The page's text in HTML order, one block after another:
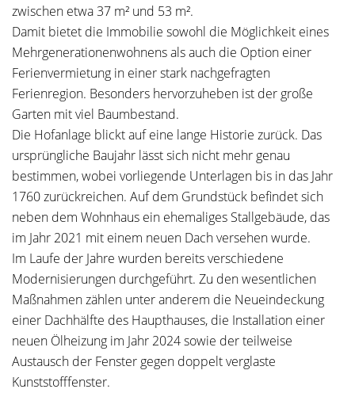
zwischen etwa 37 m² und 53 m².
Damit bietet die Immobilie sowohl die Möglichkeit eines
Mehrgenerationenwohnens als auch die Option einer
Ferienvermietung in einer stark nachgefragten
Ferienregion. Besonders hervorzuheben ist der große
Garten mit viel Baumbestand.
Die Hofanlage blickt auf eine lange Historie zurück. Das
ursprüngliche Baujahr lässt sich nicht mehr genau
bestimmen, wobei vorliegende Unterlagen bis in das Jahr
1760 zurückreichen. Auf dem Grundstück befindet sich
neben dem Wohnhaus ein ehemaliges Stallgebäude, das
im Jahr 2021 mit einem neuen Dach versehen wurde.
Im Laufe der Jahre wurden bereits verschiedene
Modernisierungen durchgeführt. Zu den wesentlichen
Maßnahmen zählen unter anderem die Neueindeckung
einer Dachhälfte des Haupthauses, die Installation einer
neuen Ölheizung im Jahr 2024 sowie der teilweise
Austausch der Fenster gegen doppelt verglaste
Kunststofffenster.